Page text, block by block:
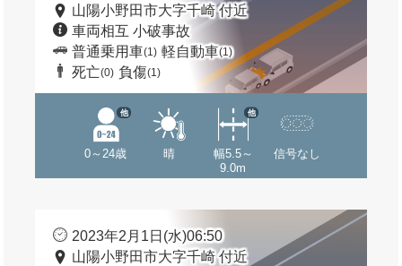
山陽小野田市大字千崎 付近
車両相互 小破事故
普通乗用車(1) 軽自動車(1)
死亡(0) 負傷(1)
0～24歳
他
晴
幅5.5～
9.0m
他
信号なし
2023年2月1日(水)06:50
山陽小野田市大字千崎 付近